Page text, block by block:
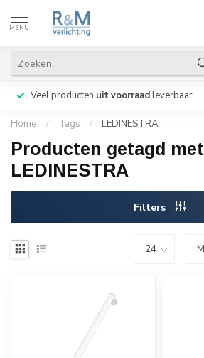
MENU
Veel producten uit voorraadleverbaar
Home / Tags / LEDINESTRA
Producten getagd met
LEDINESTRA
Filters